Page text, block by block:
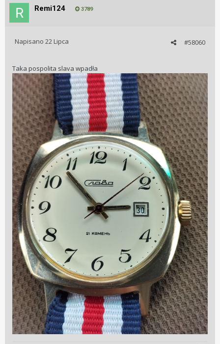
Remi124 3789
#58060
Napisano 22 Lipca
Taka pospolita slava wpadła